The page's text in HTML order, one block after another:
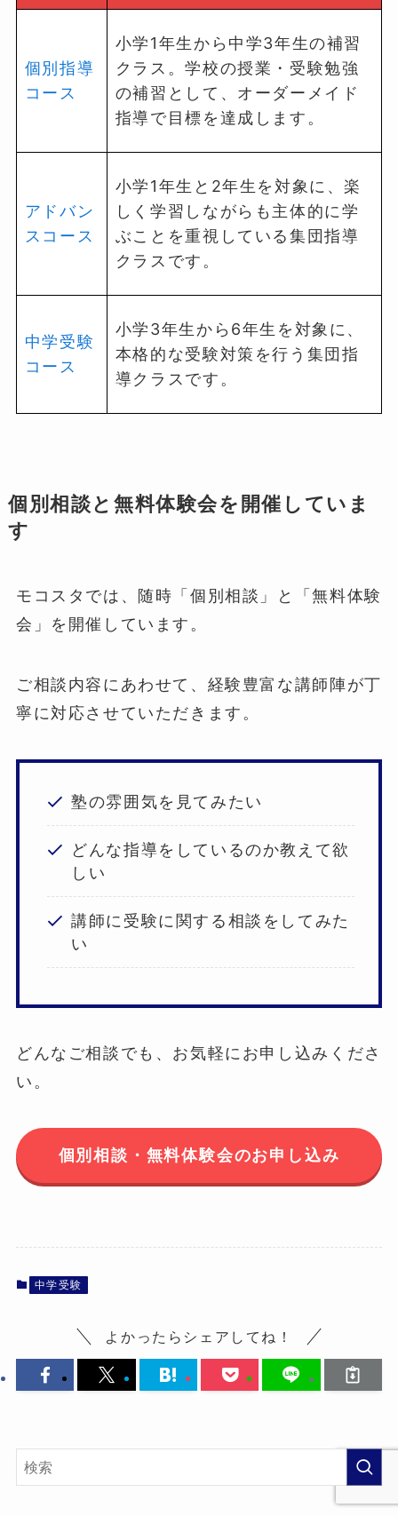
個別指導
コース
小学1年生から中学3年生の補習
クラス。学校の授業・受験勉強
の補習として、オーダーメイド
指導で目標を達成します。
アドバン
スコース
小学1年生と2年生を対象に、楽
しく学習しながらも主体的に学
ぶことを重視している集団指導
クラスです。
中学受験
コース
小学3年生から6年生を対象に、
本格的な受験対策を行う集団指
導クラスです。
個別相談と無料体験会を開催していま
す
モコスタでは、随時「個別相談」と「無料体験
会」を開催しています。
ご相談内容にあわせて、経験豊富な講師陣が丁
寧に対応させていただきます。
塾の雰囲気を見てみたい
どんな指導をしているのか教えて欲
しい
講師に受験に関する相談をしてみた
い
どんなご相談でも、お気軽にお申し込みくださ
い。
個別相談・無料体験会のお申し込み
中学受験
よかったらシェアしてね！